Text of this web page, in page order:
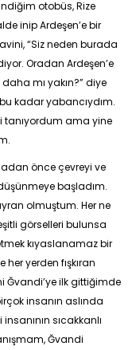
otobüs, Rize
inip Ardeşen’e bir
“Siz neden burada
Oradan Ardeşen’e
mı yakın?” diye
kadar yabancıydım.
tanıyordum ama yine
önce çevreyi ve
başladım.
olmuştum. Her ne
görselleri bulunsa
kıyaslanamaz bir
yerden fışkıran
Ğvandi’ye ilk gittiğimde
insanın aslında
sıcakkanlı
Ğvandi